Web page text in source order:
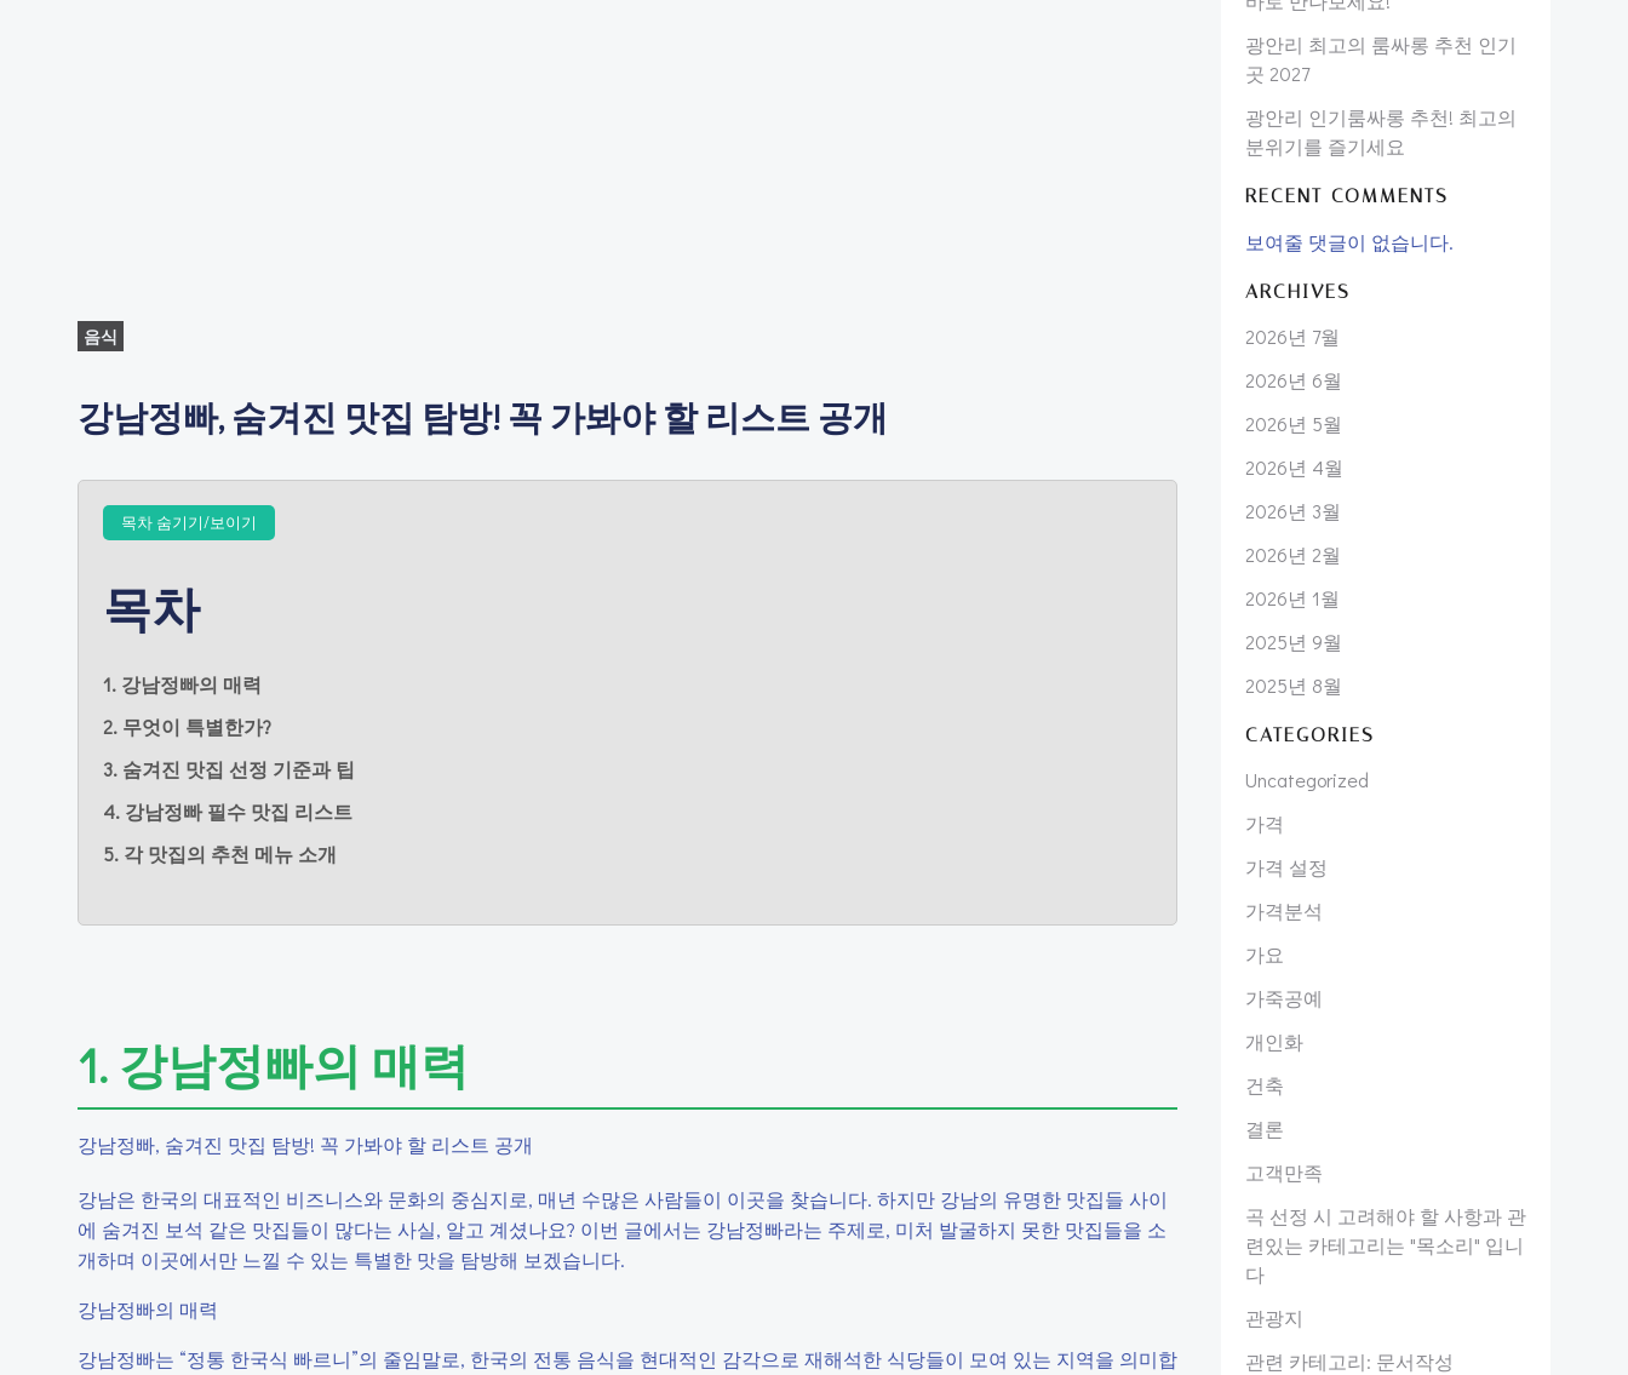
음식
강남정빠, 숨겨진 맛집 탐방! 꼭 가봐야 할 리스트 공개
목차 숨기기/보이기
목차
1. 강남정빠의 매력
2. 무엇이 특별한가?
3. 숨겨진 맛집 선정 기준과 팁
4. 강남정빠 필수 맛집 리스트
5. 각 맛집의 추천 메뉴 소개
1. 강남정빠의 매력
강남정빠, 숨겨진 맛집 탐방! 꼭 가봐야 할 리스트 공개
강남은 한국의 대표적인 비즈니스와 문화의 중심지로, 매년 수많은 사람들이 이곳을 찾습니다. 하지만 강남의 유명한 맛집들 사이
에 숨겨진 보석 같은 맛집들이 많다는 사실, 알고 계셨나요? 이번 글에서는 강남정빠라는 주제로, 미처 발굴하지 못한 맛집들을 소
개하며 이곳에서만 느낄 수 있는 특별한 맛을 탐방해 보겠습니다.
강남정빠의 매력
강남정빠는 “정통 한국식 빠르니”의 줄임말로, 한국의 전통 음식을 현대적인 감각으로 재해석한 식당들이 모여 있는 지역을 의미합
광안리 최고의 룸싸롱 추천 인기
곳 2027
광안리 인기룸싸롱 추천! 최고의
분위기를 즐기세요
RECENT COMMENTS
보여줄 댓글이 없습니다.
ARCHIVES
2026년 7월
2026년 6월
2026년 5월
2026년 4월
2026년 3월
2026년 2월
2026년 1월
2025년 9월
2025년 8월
CATEGORIES
Uncategorized
가격
가격 설정
가격분석
가요
가죽공예
개인화
건축
결론
고객만족
곡 선정 시 고려해야 할 사항과 관
련있는 카테고리는 "목소리" 입니
다
관광지
관련 카테고리: 문서작성